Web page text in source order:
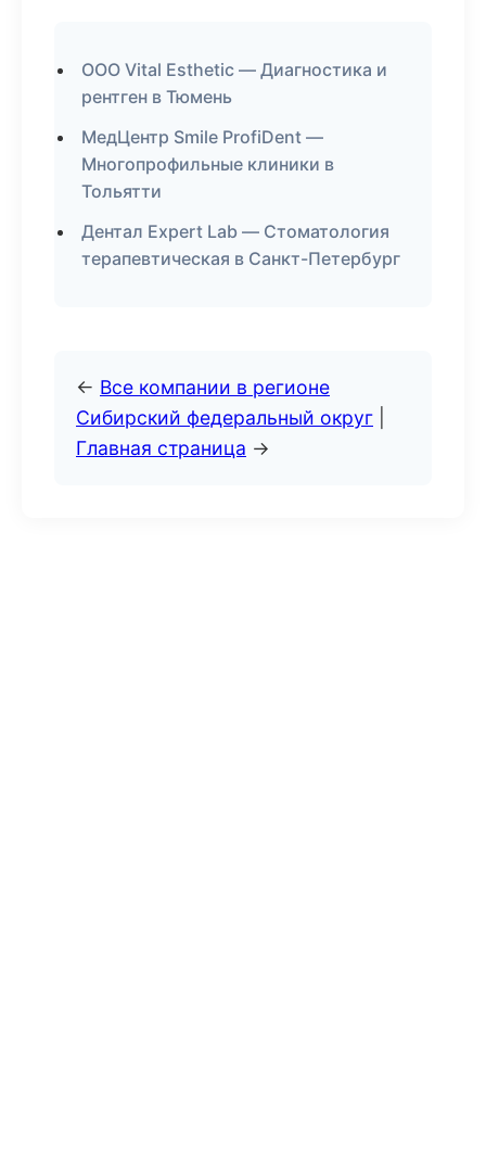
ООО Vital Esthetic — Диагностика и
рентген в Тюмень
МедЦентр Smile ProfiDent —
Многопрофильные клиники в
Тольятти
Дентал Expert Lab — Стоматология
терапевтическая в Санкт-Петербург
← Все компании в регионе
Сибирский федеральный округ
Главная страница →